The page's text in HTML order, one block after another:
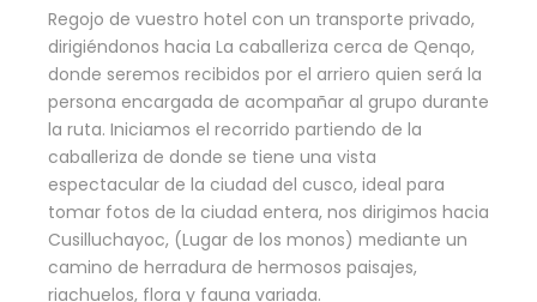
Regojo de vuestro hotel con un transporte privado,
dirigiéndonos hacia La caballeriza cerca de Qenqo,
donde seremos recibidos por el arriero quien será la
persona encargada de acompañar al grupo durante
la ruta. Iniciamos el recorrido partiendo de la
caballeriza de donde se tiene una vista
espectacular de la ciudad del cusco, ideal para
tomar fotos de la ciudad entera, nos dirigimos hacia
Cusilluchayoc, (Lugar de los monos) mediante un
camino de herradura de hermosos paisajes,
riachuelos, flora y fauna variada.